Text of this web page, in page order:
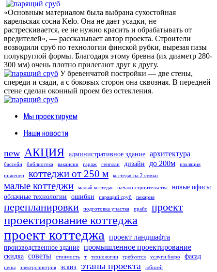
«Основным материалом была выбрана сухостойная
карельская сосна Kelo. Она не дает усадки, не
растрескивается, ее не нужно красить и обрабатывать от
вредителей», — рассказывает автор проекта. Строители
возводили сруб по технологии финской рубки, вырезая пазы
полукруглой формы. Благодаря этому бревна (их диаметр 280-
300 мм) очень плотно прилегают друг к другу.
У бревенчатой постройки — две стены,
спереди и сзади, а с боковых сторон она сквозная. В передней
стене сделан оконный проем без остекления.
Мы проектируем
Наши новости
new АКЦИЯ административное здание архитектура
бассейн библиотека вакансии гараж генплан дизайн до 200м изоляция
инженер коттеджи от 250 м коттедж на 2 семьи
малые коттеджи малый коттедж начало строительства
новые офисы
облачные технологии
ошибки парящий сруб пекарня
перепланировки подготовка участка прайс проект
проектирование коттеджа
проект коттеджа проект ландшафта
производственное здание промышленное проектирование
скидка советы стоимость т технологии требуется услуги бюро фасад
цены электроэнегрия эскиз этапы проекта юбилей